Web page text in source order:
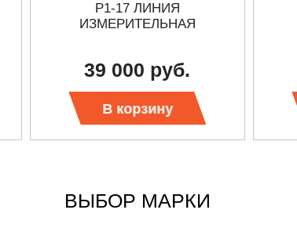
Р1-17 ЛИНИЯ
ИЗМЕРИТЕЛЬНАЯ
39 000 руб.
В корзину
ВЫБОР МАРКИ